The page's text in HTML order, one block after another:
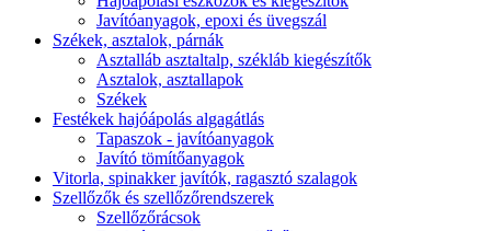
Javítóanyagok, epoxi és üvegszál
Székek, asztalok, párnák
Asztalláb asztaltalp, székláb kiegészítők
Asztalok, asztallapok
Székek
Festékek hajóápolás algagátlás
Tapaszok - javítóanyagok
Javító tömítőanyagok
Vitorla, spinakker javítók, ragasztó szalagok
Szellőzők és szellőzőrendszerek
Szellőzőrácsok